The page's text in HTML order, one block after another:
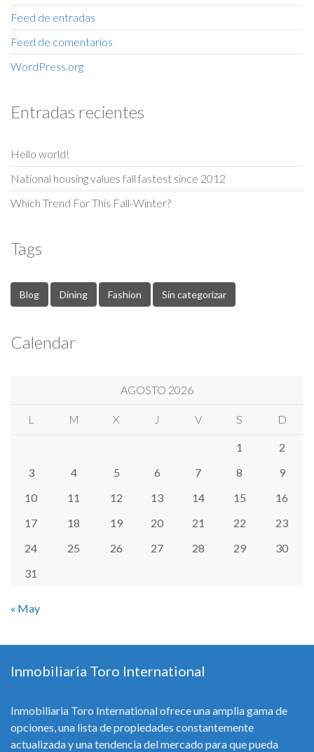
Feed de entradas
Feed de comentarios
WordPress.org
Entradas recientes
Hello world!
National housing values fall fastest since 2012
Which Trend For This Fall-Winter?
Tags
Blog Dining Fashion Sin categorizar
Calendar
AGOSTO 2026
L M X J V S D
1
2
3
4 5 6 7 8
9
10
11 12 13 14 15
16
17
18 19 20 21 22
23
24
25 26 27 28 29
30
31
« May
Inmobiliaria Toro International
Inmobiliaria Toro International ofrece una amplia gama de
opciones, una lista de propiedades constantemente
actualizada y una tendencia del mercado para que pueda